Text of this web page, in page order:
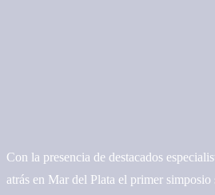
Con la presencia de destacados
atrás en Mar del Plata el primer